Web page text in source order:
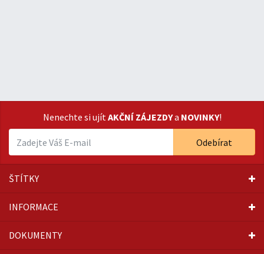
Nenechte si ujítAKČNÍ ZÁJEZDYa NOVINKY!
Odebírat
ŠTÍTKY
INFORMACE
DOKUMENTY